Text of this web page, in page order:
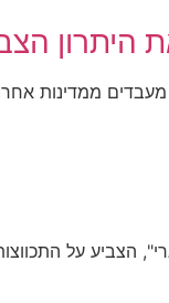
היתרון